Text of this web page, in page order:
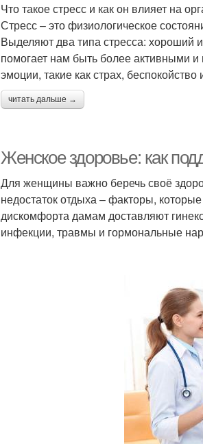
Что такое стресс и как он влияет на
Стресс – это физиологическое
Выделяют два типа стресса: хороший
помогает нам быть более активными
эмоции, такие как страх,
читать дальше →
Женское здоровье: как
Для женщины важно беречь своё
недостаток отдыха – факторы,
дискомфорта дамам доставляют
инфекции, травмы и гормональные